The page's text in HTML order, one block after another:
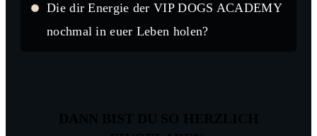
Die dir Energie der VIP DOGS ACADEMY
nochmal in euer Leben holen?